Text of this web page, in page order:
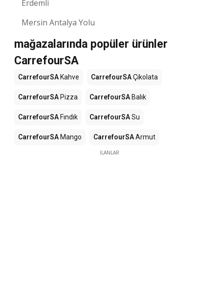
Erdemli
Mersin Antalya Yolu
mağazalarında popüler ürünler
CarrefourSA
CarrefourSA Kahve CarrefourSAÇikolata
CarrefourSA Pizza CarrefourSA Balık
CarrefourSA Fındık CarrefourSASu
CarrefourSA Mango CarrefourSAArmut
İLANLAR